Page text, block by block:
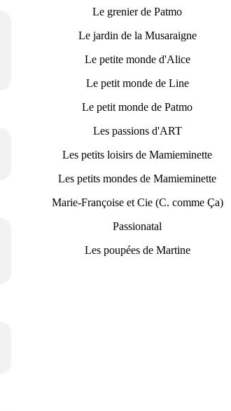
Le grenier de Patmo
Le jardin de la Musaraigne
Le petite monde d'Alice
Le petit monde de Line
Le petit monde de Patmo
Les passions d'ART
Les petits loisirs de Mamieminette
Les petits mondes de Mamieminette
Marie-Françoise et Cie (C. comme Ça)
Passionatal
Les poupées de Martine